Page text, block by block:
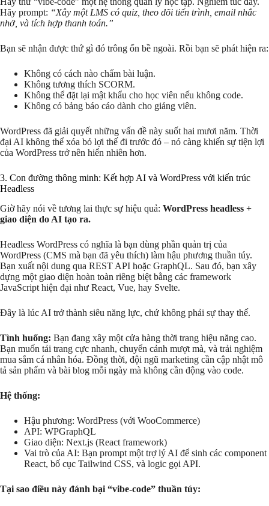
Hãy prompt: “Xây một LMS có quiz, theo dõi tiến trình, email nhắc
nhở, và tích hợp thanh toán.”
Bạn sẽ nhận được thứ gì đó trông ổn bề ngoài. Rồi bạn sẽ phát hiện ra:
Không có cách nào chấm bài luận.
Không tương thích SCORM.
Không thể đặt lại mật khẩu cho học viên nếu không code.
Không có bảng báo cáo dành cho giảng viên.
WordPress đã giải quyết những vấn đề này suốt hai mươi năm. Thời
đại AI không thể xóa bỏ lợi thế đi trước đó – nó càng khiến sự tiện lợi
của WordPress trở nên hiển nhiên hơn.
3. Con đường thông minh: Kết hợp AI và WordPress với kiến trúc
Headless
Giờ hãy nói về tương lai thực sự hiệu quả: WordPress headless +
giao diện do AI tạo ra.
Headless WordPress có nghĩa là bạn dùng phần quản trị của
WordPress (CMS mà bạn đã yêu thích) làm hậu phương thuần túy.
Bạn xuất nội dung qua REST API hoặc GraphQL. Sau đó, bạn xây
dựng một giao diện hoàn toàn riêng biệt bằng các framework
JavaScript hiện đại như React, Vue, hay Svelte.
Đây là lúc AI trở thành siêu năng lực, chứ không phải sự thay thế.
Tình huống: Bạn đang xây một cửa hàng thời trang hiệu năng cao.
Bạn muốn tải trang cực nhanh, chuyển cảnh mượt mà, và trải nghiệm
mua sắm cá nhân hóa. Đồng thời, đội ngũ marketing cần cập nhật mô
tả sản phẩm và bài blog mỗi ngày mà không cần động vào code.
Hệ thống:
Hậu phương: WordPress (với WooCommerce)
API: WPGraphQL
Giao diện: Next.js (React framework)
Vai trò của AI: Bạn prompt một trợ lý AI để sinh các component
React, bố cục Tailwind CSS, và logic gọi API.
Tại sao điều này đánh bại “vibe-code” thuần túy: